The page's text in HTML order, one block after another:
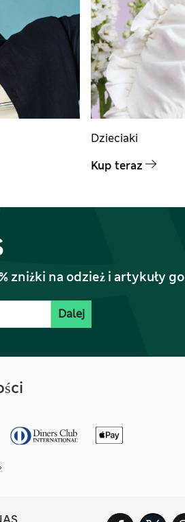
Dzieciaki
Kup teraz
zniżki na odzież i artykuły
Dalej